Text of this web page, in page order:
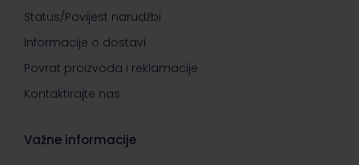
Status/Povijest narudžbi
Informacije o dostavi
Povrat proizvoda i reklamacije
Kontaktirajte nas
Važne informacije